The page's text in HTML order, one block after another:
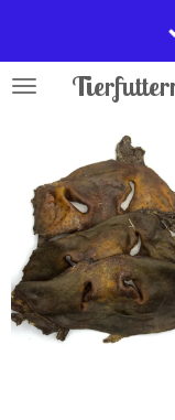
springen